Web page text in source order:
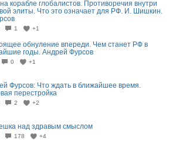
корабле глобалистов. Противоречия внутри
элиты. Что это означает для РФ. И. Шишкин.
1 +1
обнуление впереди. Чем станет РФ в
годы. Андрей Фурсов
0 +1
Фурсов: Что ждать в ближайшее время.
перестройка
2 +2
над здравым смыслом
178 +4